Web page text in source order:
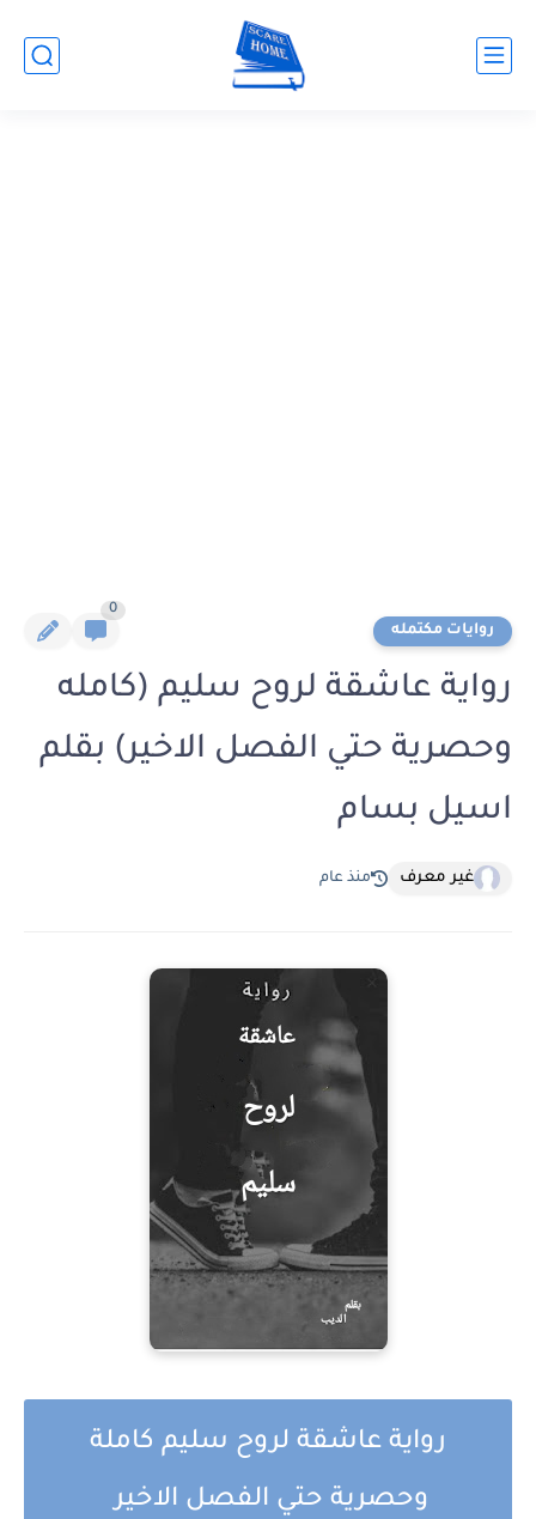
روايات مكتمله
0
رواية عاشقة لروح سليم (كامله
وحصرية حتي الفصل الاخير) بقلم
اسيل بسام
غير معرف منذ عام
رواية عاشقة لروح سليم كاملة
وحصرية حتي الفصل الاخير